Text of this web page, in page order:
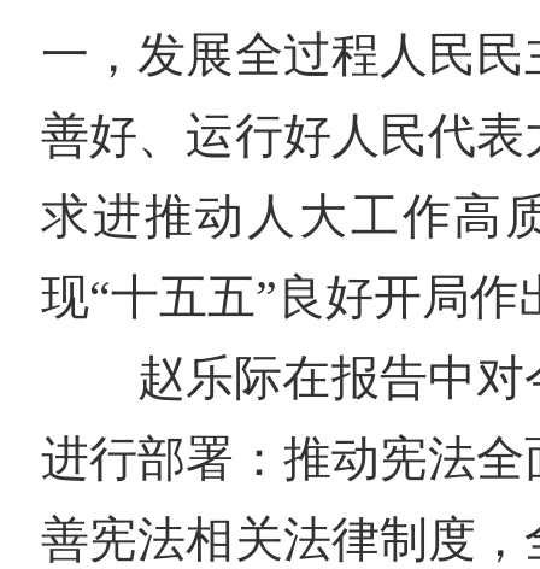
一，发展全过程人民
善好、运行好人民代
求进推动人大工作高
现“十五五”良好开局作
赵乐际在报告中
进行部署：推动宪法
善宪法相关法律制度